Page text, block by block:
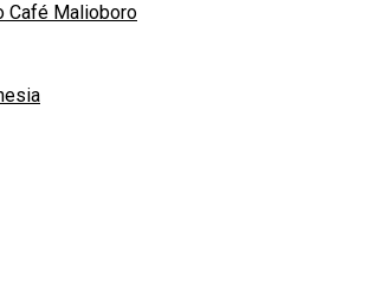
Café Malioboro